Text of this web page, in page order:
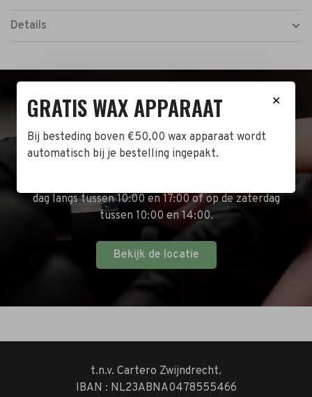
Details
BEZOEK DE WINKEL!
Naast de online shop hebben wij ook een fysieke
dag langs tussen 10:00 en 17:00 of op de zaterdag
tussen 10:00 en 14:00.
Bekijk de locatie
t.n.v. Cartero Zwijndrecht.
IBAN : NL23ABNA0478555466
✕
GRATIS WAX APPARAAT
Bij besteding boven €50,00 wax apparaat wordt
automatisch bij je bestelling ingepakt.